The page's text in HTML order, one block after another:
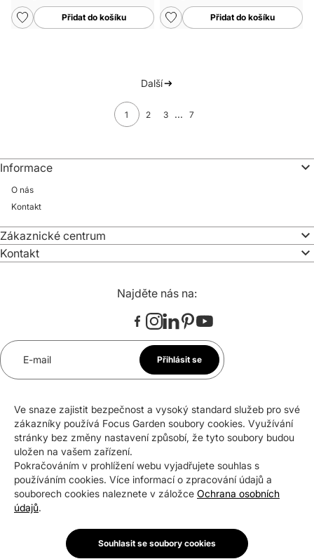
Přidat do košíku Přidat do košíku
Další
1 2 3 ... 7
Informace
O nás
Kontakt
Zákaznické centrum
Kontakt
Najděte nás na:
E-mail Přihlásit se
mailovou adresu. Svůj souhlas mohu kdykoli odvolat.
Certifikáty a ocenění
Copyright © 2026 Focus Garden Sp. z o.o.
Ve snaze zajistit bezpečnost a vysoký standard služeb pro své
zákazníky používá Focus Garden soubory cookies. Využívání
stránky bez změny nastavení způsobí, že tyto soubory budou
uložen na vašem zařízení.
Pokračováním v prohlížení webu vyjadřujete souhlas s
používáním cookies. Více informací o zpracování údajů a
souborech cookies naleznete v záložce Ochrana osobních
údajů.
Souhlasit se soubory cookies